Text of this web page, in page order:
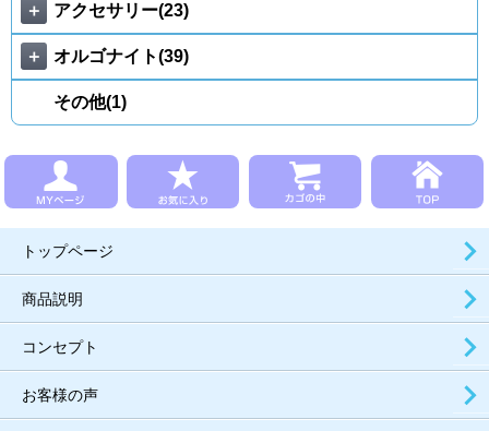
＋ アクセサリー(23)
＋ オルゴナイト(39)
その他(1)
トップページ
商品説明
コンセプト
お客様の声